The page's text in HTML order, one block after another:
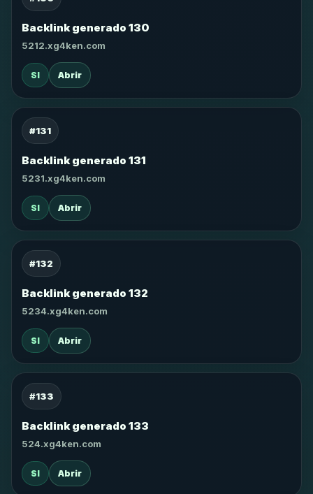
Backlink generado 130
5212.xg4ken.com
SI Abrir
#131
Backlink generado 131
5231.xg4ken.com
SI Abrir
#132
Backlink generado 132
5234.xg4ken.com
SI Abrir
#133
Backlink generado 133
524.xg4ken.com
SI Abrir